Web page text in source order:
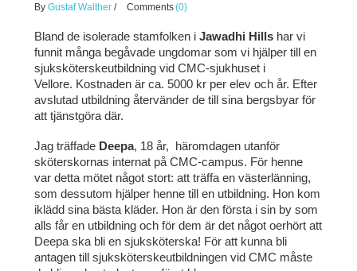
ByGustaf Walther / Comments(0)
Bland de isolerade stamfolken iJawadhi Hills har vi
funnit många begåvade ungdomar som vi hjälper till en
sjuksköterskeutbildning vid CMC-sjukhuset i
Vellore. Kostnaden är ca. 5000 kr per elev och år. Efter
avslutad utbildning återvänder de till sina bergsbyar för
att tjänstgöra där.
Jag träffade Deepa, 18 år, häromdagen utanför
sköterskornas internat på CMC-campus. För henne
var detta mötet något stort: att träffa en västerlänning,
som dessutom hjälper henne till en utbildning. Hon kom
iklädd sina bästa kläder. Hon är den första i sin by som
alls får en utbildning och för dem är det något oerhört att
Deepa ska bli en sjuksköterska! För att kunna bli
antagen till sjuksköterskeutbildningen vid CMC måste